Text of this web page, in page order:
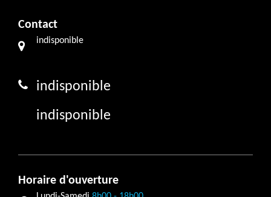
Contact
indisponible
indisponible
indisponible
Horaire d'ouverture